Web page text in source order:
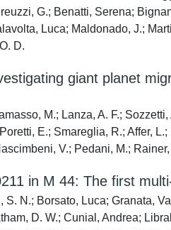
G.; Benatti, Serena;
Luca; Maldonado, J.;
D.
giant planet
M.; Lanza, A. F.;
E.; Smareglia, R.; Affer,
V.; Pedani, M.;
in M 44: The first
N.; Borsato, Luca; Granata,
D. W.; Cunial, Andrea;